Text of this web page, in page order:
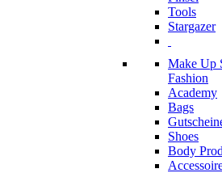
Tools
Stargazer
Make Up
Fashion
Academy
Bags
Shoes
Body